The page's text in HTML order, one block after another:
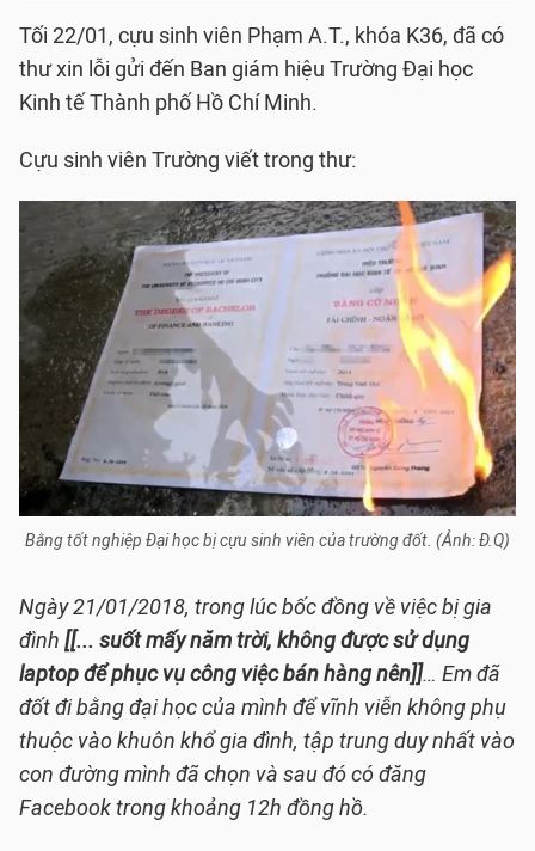
Tối 22/01, cựu sinh viên Phạm A.T., khóa K36, đã có
thư xin lỗi gửi đến Ban giám hiệu Trường Đại học
Kinh tế Thành phố Hồ Chí Minh.
Cựu sinh viên Trường viết trong thư:
Bằng tốt nghiệp Đại học bị cựu sinh viên của trường đốt. (Ảnh: Đ.Q)
Ngày 21/01/2018, trong lúc bốc đồng về việc bị gia
đình [[... suốt mấy năm trời, không được sử dụng
laptop để phục vụ công việc bán hàng nên]]… Em đã
đốt đi bằng đại học của mình để vĩnh viễn không phụ
thuộc vào khuôn khổ gia đình, tập trung duy nhất vào
con đường mình đã chọn và sau đó có đăng
Facebook trong khoảng 12h đồng hồ.